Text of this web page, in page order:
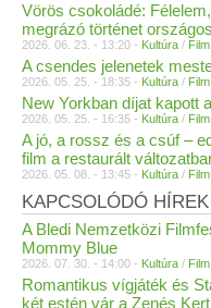
Vörös csokoládé:
megrázó történet
2026. 06. 23. - 13:20 - Kultúra / Film
A csendes jelenetek
2026. 05. 25. - 18:35 - Kultúra / Film
New Yorkban díjat kapott
2026. 05. 25. - 16:35 - Kultúra / Film
A jó, a rossz és a csúf –
film a restaurált
2026. 05. 08. - 13:45 - Kultúra / Film
KAPCSOLÓDÓ HÍREK
A Bledi Nemzetközi
Mommy Blue
2026. 07. 30. - 14:00 - Kultúra / Film
Romantikus vígjáték és
két estén vár a Zenés